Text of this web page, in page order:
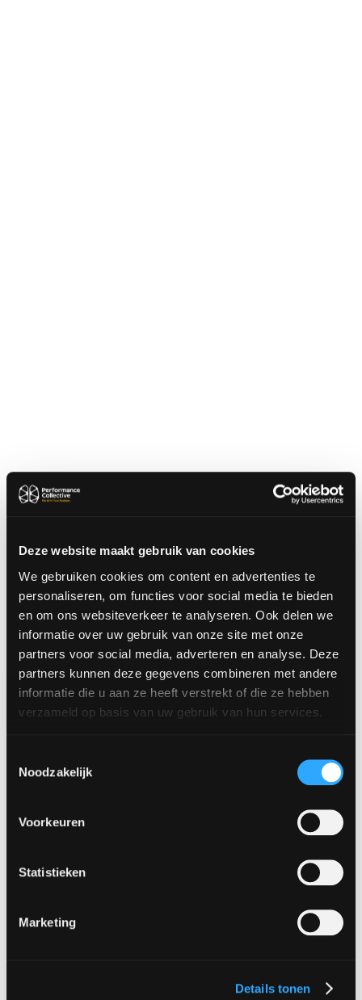
Deze website maakt gebruik van cookies
We gebruiken cookies om content en advertenties te
personaliseren, om functies voor social media te bieden
en om ons websiteverkeer te analyseren. Ook delen we
informatie over uw gebruik van onze site met onze
partners voor social media, adverteren en analyse. Deze
partners kunnen deze gegevens combineren met andere
informatie die u aan ze heeft verstrekt of die ze hebben
verzameld op basis van uw gebruik van hun services.
Noodzakelijk
Voorkeuren
Statistieken
Marketing
Details tonen